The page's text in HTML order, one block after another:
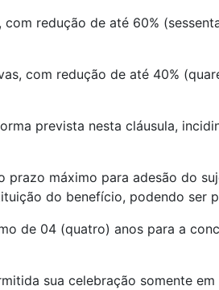
redução de até 60%
com redução de até 40%
prevista nesta cláusula,
máximo para adesão do
do benefício, podendo ser
de 04 (quatro) anos para a
sua celebração somente